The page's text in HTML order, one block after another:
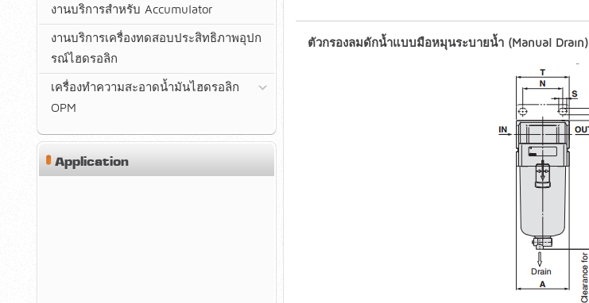
ตัวกรองลมดักน้ำแบบมือหมุนระบายน้ำ (Manual Drain)
งานบริการสำหรับ Accumulator
งานบริการเครื่องทดสอบประสิทธิภาพอุปก
รณ์ไฮดรอลิก
เครื่องทำความสะอาดน้ำมันไฮดรอลิก
OPM
Application